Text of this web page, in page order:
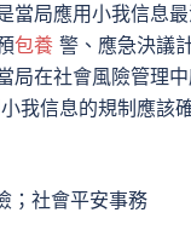
當局應用小我信息
包養 警、應急決議
局在社會風險管理
我信息的規制應該
；社會平安事務